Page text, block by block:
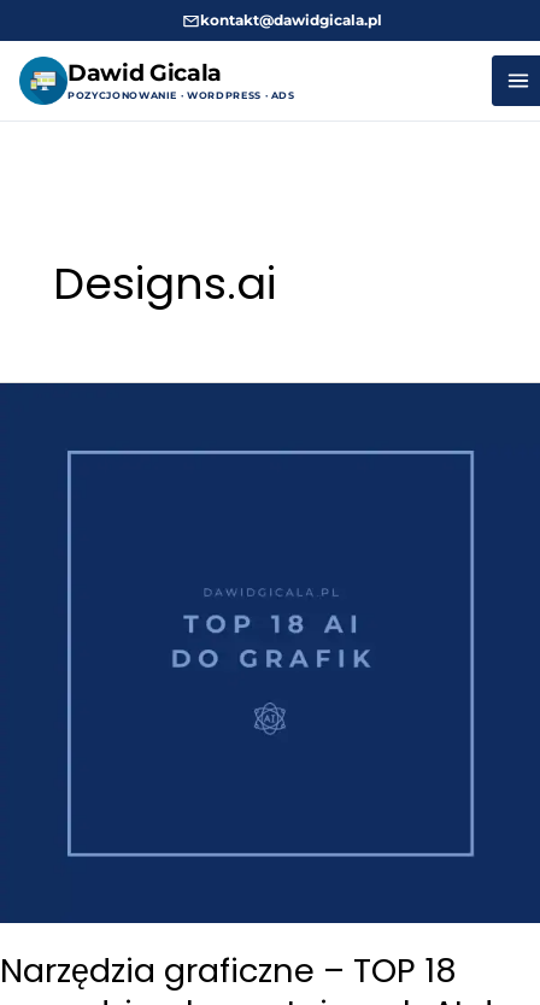
kontakt@dawidgicala.pl
Dawid Gicala
POZYCJONOWANIE · WORDPRESS · ADS
Designs.ai
Narzędzia graficzne – TOP 18